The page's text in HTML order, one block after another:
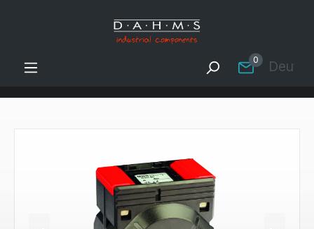
Zum Hauptinhalt springen
0
Bildergalerie überspringen